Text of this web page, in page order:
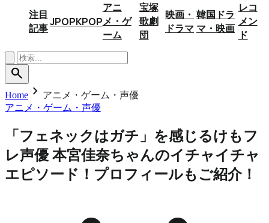
注目
記事JPOPKPOP
アニ
メ・ゲ
ーム
宝塚
歌劇
団
映画・
ドラマ
韓国ドラ
マ・映画
レコ
メン
ド
search
Home chevron_right アニメ・ゲーム・声優
アニメ・ゲーム・声優
「フェネックはガチ」を感じるけもフ
レ声優 本宮佳奈ちゃんのイチャイチャ
エピソード！プロフィールもご紹介！